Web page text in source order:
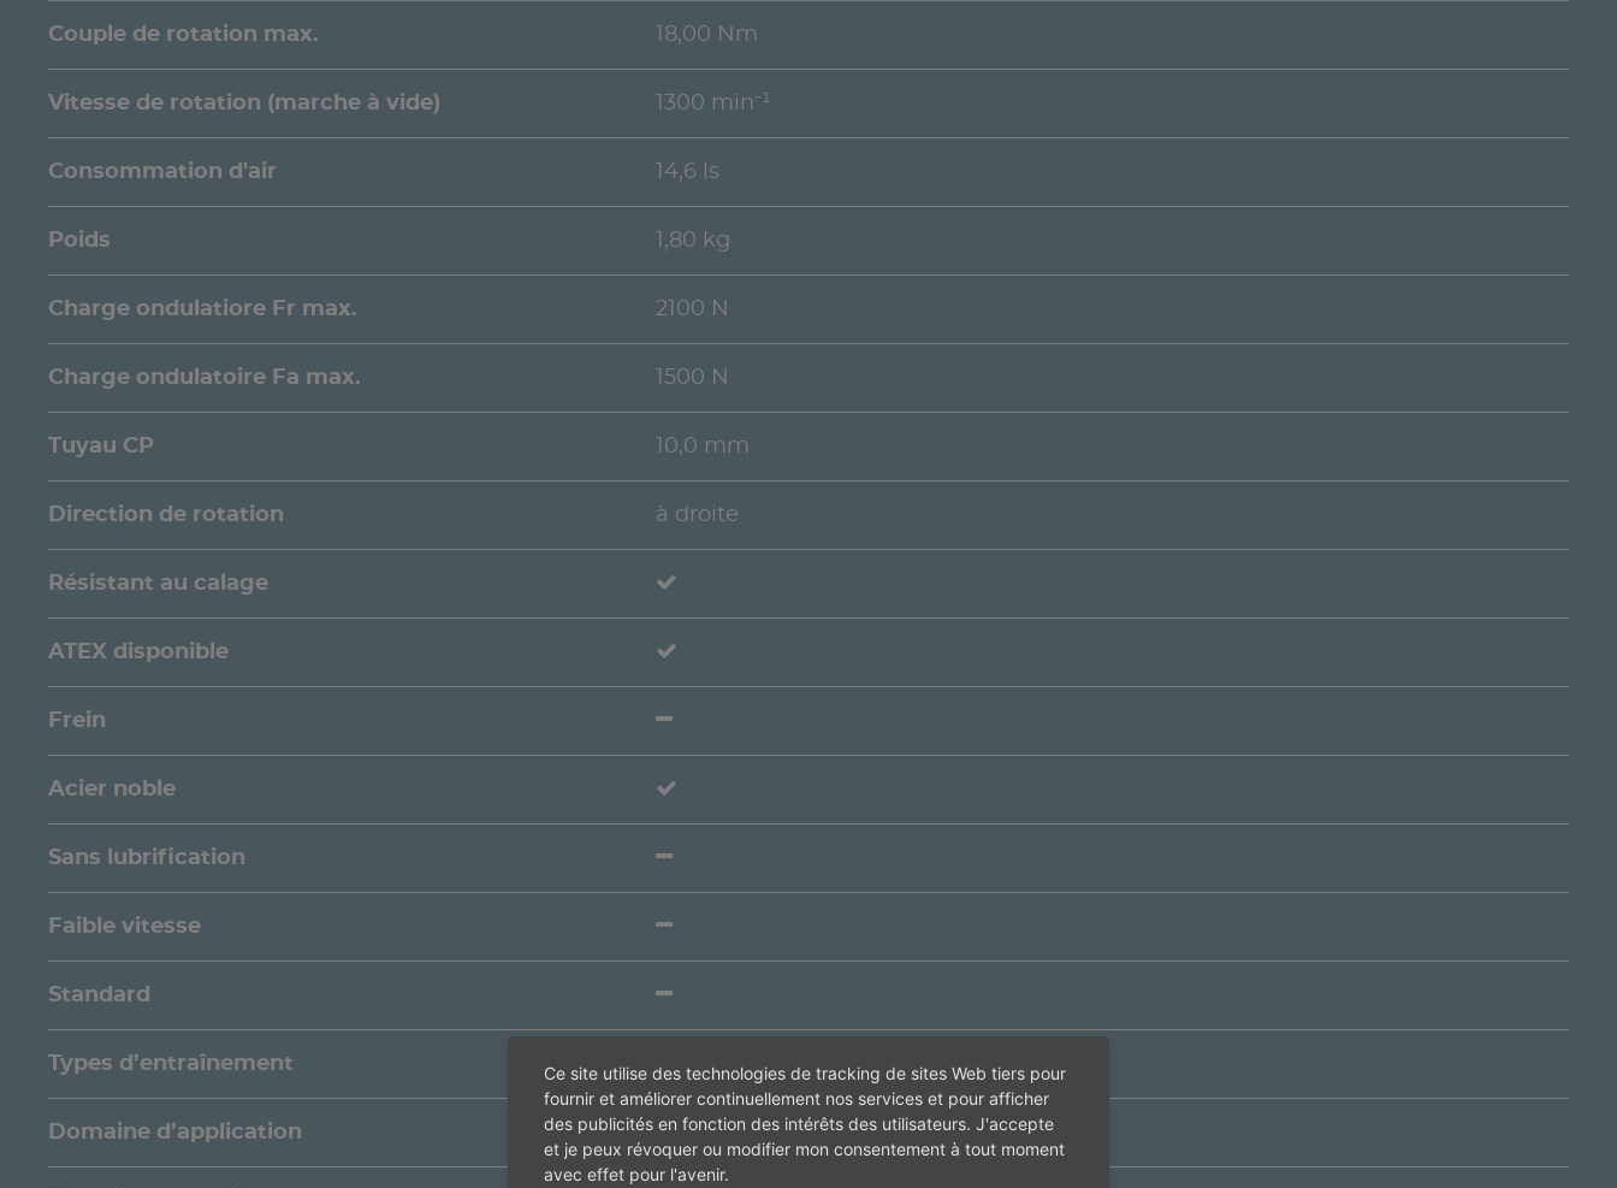
Couple de rotation max. 18,00 Nm
Vitesse de rotation (marche à vide) 1300 min⁻¹
Consommation d'air 14,6 ls
Poids 1,80 kg
Charge ondulatiore Fr max. 2100 N
Charge ondulatoire Fa max. 1500 N
Tuyau CP 10,0 mm
Direction de rotation à droite
Résistant au calage
ATEX disponible
Frein
Acier noble
Sans lubrification
Faible vitesse
Standard
Types d’entraînement Cylindre
Domaine d’application Standard
Ce site utilise des technologies de tracking de sites Web tiers pour
fournir et améliorer continuellement nos services et pour afficher
des publicités en fonction des intérêts des utilisateurs. J'accepte
et je peux révoquer ou modifier mon consentement à tout moment
avec effet pour l'avenir.